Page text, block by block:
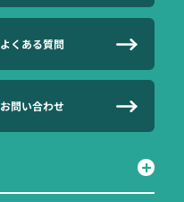
よくある質問
お問い合わせ